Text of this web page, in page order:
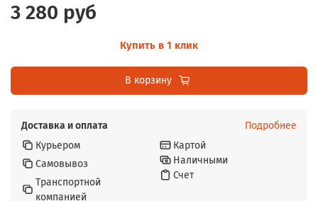
3 280 руб
Купить в 1 клик
В корзину
Доставка и оплата
Подробнее
Курьером
Самовывоз
Транспортной
компанией
Картой
Наличными
Счет